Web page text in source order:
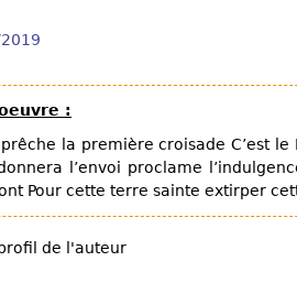
:
la première croisade C’est
l’envoi proclame
Pour cette terre sainte extirper
de l'auteur